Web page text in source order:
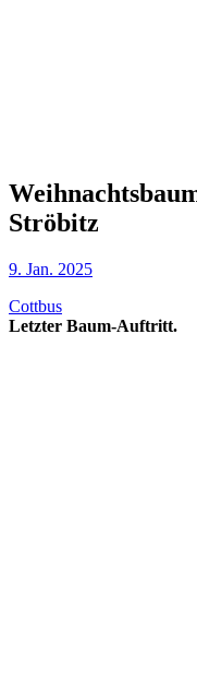
Ströbitz
9. Jan. 2025
Cottbus
Letzter Baum-Auftritt.